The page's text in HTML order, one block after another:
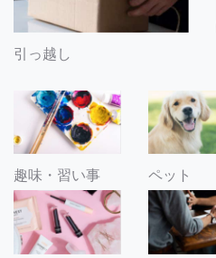
引っ越し
趣味・習い事 ペット